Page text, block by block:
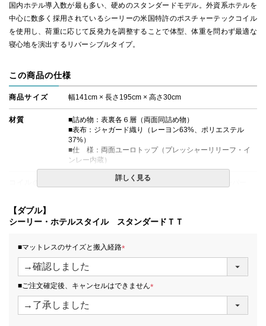
国内ホテル導入数が最も多い、硬めのスタンダードモデル。外資系ホテルを
中心に数多く採用されているシーリーの米国特許のポスチャーテックコイル
を使用し、荷重に応じて反発力を調整することで体型、体重を問わず最適な
寝心地を演出するリバーシブルタイプ。
この商品の仕様
商品サイズ 幅141cm × 長さ195cm × 高さ30cm
材質
■詰め物：表裏各６層（両面同詰め物）
■表布：ジャガード織り（レーヨン63%、ポリエステル
37%）
■仕 様：両面ユーロトップ（プレッシャーリリーフ・イ
ンレー内蔵）
ポスチャーテックコイル、並行配列、シングルテンパー
生産国
備考
・価格はマットレス単体購入の金額です。
※北海道・沖縄・離島等一部地域へのお届けは別途送料が
発生する場合がございます。また、発送予定も変更になる
場合があります。
詳しく見る
【ダブル】
シーリー・ホテルスタイル スタンダードＴＴ
■マットレスのサイズと搬入経路
(
)
■ご注文確定後、キャンセルはできません
(